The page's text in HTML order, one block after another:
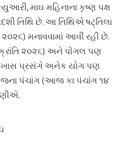
માઘ મહિનાના કૃષ્ણ પક્ષ
તિથિ છે. આ તિથિએ ષટ્તિલા
મનાવવામાં આવી રહી છે.
૨૦૨૬) અને પોંગલ પણ
પ્રસંગે અનેક યોગ પણ
પંચાંગ (આજ કા પંચાંગ ૧૪